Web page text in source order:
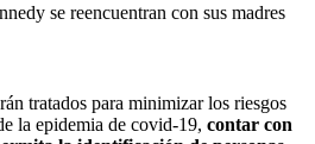
se reencuentran con sus madres
tratados para minimizar los riesgos
la epidemia de covid-19, contar con